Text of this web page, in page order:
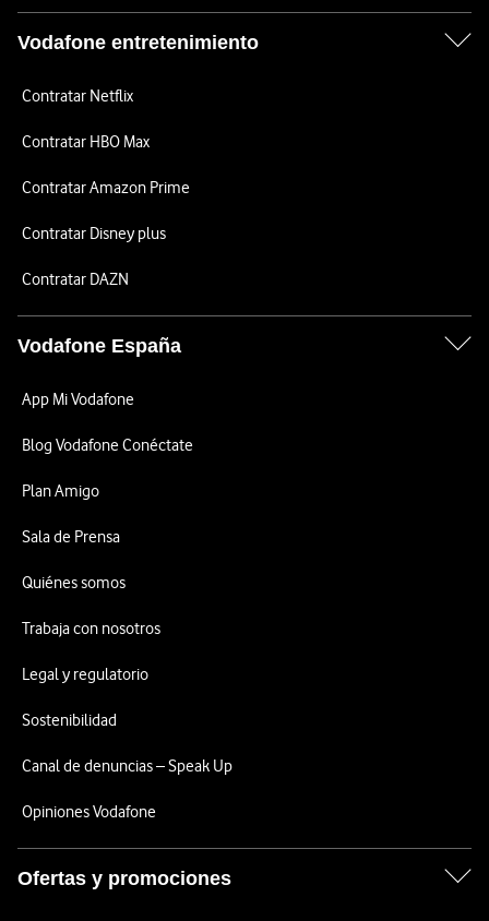
Vodafone entretenimiento
Contratar Netflix
Contratar HBO Max
Contratar Amazon Prime
Contratar Disney plus
Contratar DAZN
Vodafone España
App Mi Vodafone
Blog Vodafone Conéctate
Plan Amigo
Sala de Prensa
Quiénes somos
Trabaja con nosotros
Legal y regulatorio
Sostenibilidad
Canal de denuncias – Speak Up
Opiniones Vodafone
Ofertas y promociones